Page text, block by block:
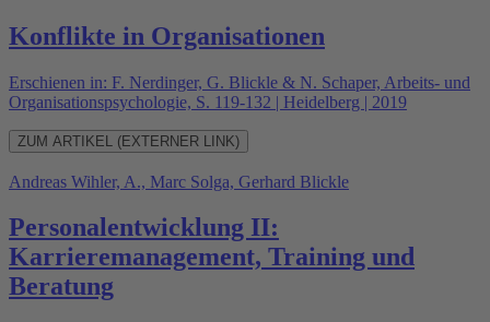
Konflikte in Organisationen
Erschienen in: F. Nerdinger, G. Blickle & N. Schaper, Arbeits- und
Organisationspsychologie, S. 119-132 | Heidelberg | 2019
ZUM ARTIKEL (EXTERNER LINK)
Andreas Wihler, A., Marc Solga, Gerhard Blickle
Personalentwicklung II:
Karrieremanagement, Training und
Beratung